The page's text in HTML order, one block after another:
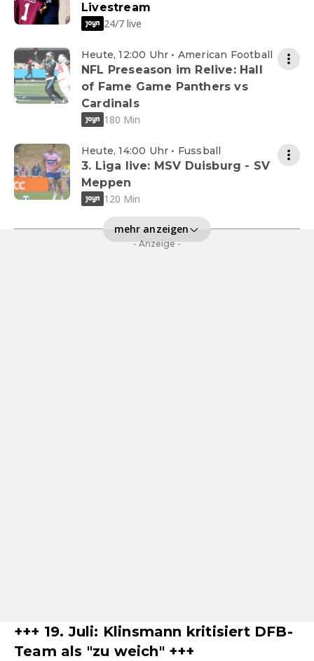
Livestream
24/7 live
Heute, 12:00 Uhr • American Football
NFL Preseason im Relive: Hall
of Fame Game Panthers vs
Cardinals
180 Min
Heute, 14:00 Uhr • Fussball
3. Liga live: MSV Duisburg - SV
Meppen
120 Min
mehr anzeigen
- Anzeige -
+++ 19. Juli: Klinsmann kritisiert DFB-
Team als "zu weich" +++